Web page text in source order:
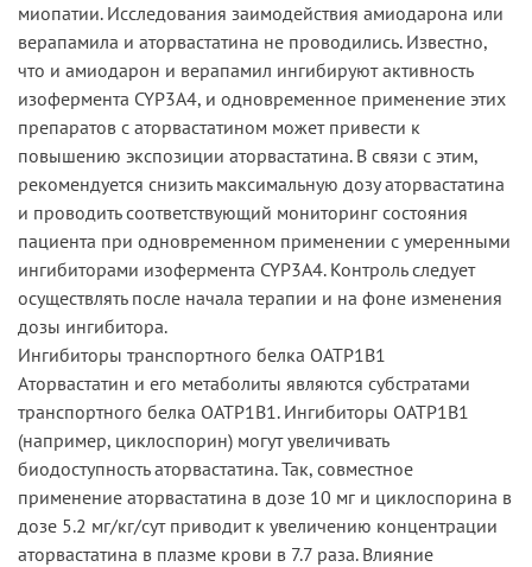
миопатии. Исследования заимодействия амиодарона или
верапамила и аторвастатина не проводились. Известно,
что и амиодарон и верапамил ингибируют активность
изофермента CYP3A4, и одновременное применение этих
препаратов с аторвастатином может привести к
повышению экспозиции аторвастатина. В связи с этим,
рекомендуется снизить максимальную дозу аторвастатина
и проводить соответствующий мониторинг состояния
пациента при одновременном применении с умеренными
ингибиторами изофермента CYP3A4. Контроль следует
осуществлять после начала терапии и на фоне изменения
дозы ингибитора.
Ингибиторы транспортного белка ОАТР1В1
Аторвастатин и его метаболиты являются субстратами
транспортного белка ОАТР1В1. Ингибиторы ОАТР1В1
(например, циклоспорин) могут увеличивать
биодоступность аторвастатина. Так, совместное
применение аторвастатина в дозе 10 мг и циклоспорина в
дозе 5.2 мг/кг/сут приводит к увеличению концентрации
аторвастатина в плазме крови в 7.7 раза. Влияние